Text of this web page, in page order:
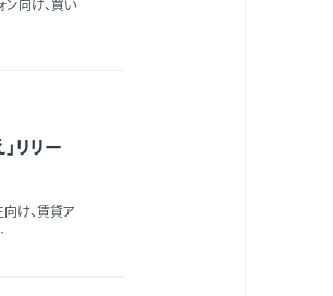
ン向け、買い
リリー
向け、賃貸ア